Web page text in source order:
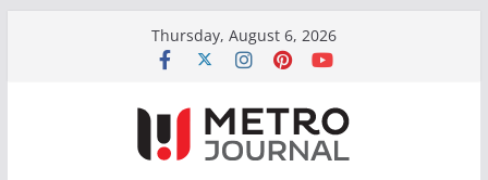
Thursday, August 6, 2026